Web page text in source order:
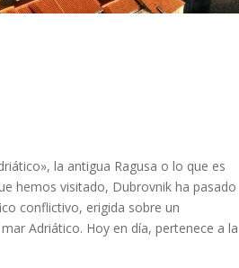
la antigua Ragusa o lo que es
hemos visitado, Dubrovnik ha pasado
conflictivo, erigida sobre un
Adriático. Hoy en día, pertenece a la